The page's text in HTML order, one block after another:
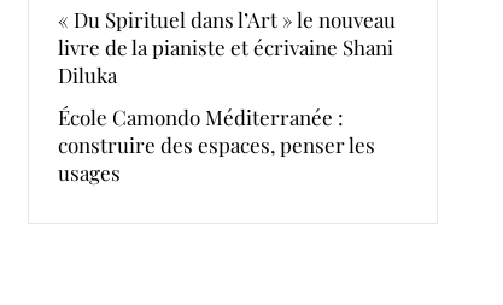
« Du Spirituel dans l’Art » le nouveau
livre de la pianiste et écrivaine Shani
Diluka
École Camondo Méditerranée :
construire des espaces, penser les
usages